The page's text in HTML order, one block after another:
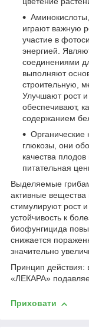
играют важную
участие в
энергией.
соединениями
выполняют
строительную,
Улучшают рост и
обеспечивают,
содержанием
Органические
глюкозы, они
качества
питательная
Выделяемые
активные
стимулируют рост
устойчивость к
биофунгицида
снижается
значительно
Принцип
«ЛЕКАРА»
Приховати